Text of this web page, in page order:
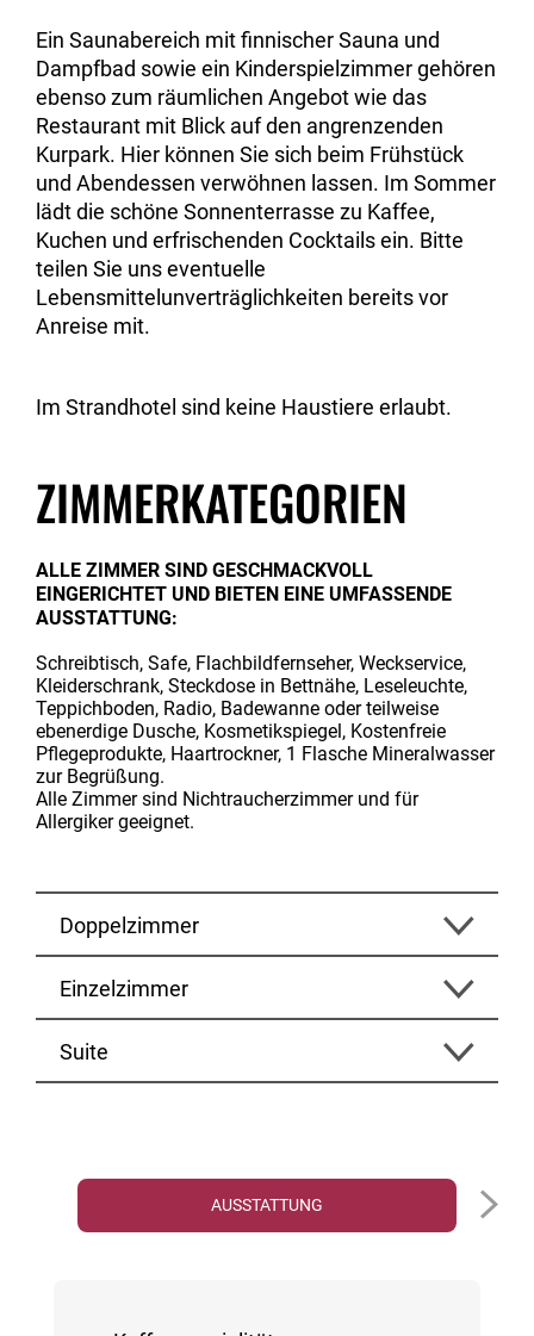
Ein Saunabereich mit finnischer Sauna und
Dampfbad sowie ein Kinderspielzimmer gehören
ebenso zum räumlichen Angebot wie das
Restaurant mit Blick auf den angrenzenden
Kurpark. Hier können Sie sich beim Frühstück
und Abendessen verwöhnen lassen. Im Sommer
lädt die schöne Sonnenterrasse zu Kaffee,
Kuchen und erfrischenden Cocktails ein. Bitte
teilen Sie uns eventuelle
Lebensmittelunverträglichkeiten bereits vor
Anreise mit.
Im Strandhotel sind keine Haustiere erlaubt.
ZIMMERKATEGORIEN
ALLE ZIMMER SIND GESCHMACKVOLL
EINGERICHTET UND BIETEN EINE UMFASSENDE
AUSSTATTUNG:
Schreibtisch, Safe, Flachbildfernseher, Weckservice,
Kleiderschrank, Steckdose in Bettnähe, Leseleuchte,
Teppichboden, Radio, Badewanne oder teilweise
ebenerdige Dusche, Kosmetikspiegel, Kostenfreie
Pflegeprodukte, Haartrockner, 1 Flasche Mineralwasser
zur Begrüßung.
Alle Zimmer sind Nichtraucherzimmer und für
Allergiker geeignet.
Doppelzimmer
Einzelzimmer
Suite
AUSSTATTUNG